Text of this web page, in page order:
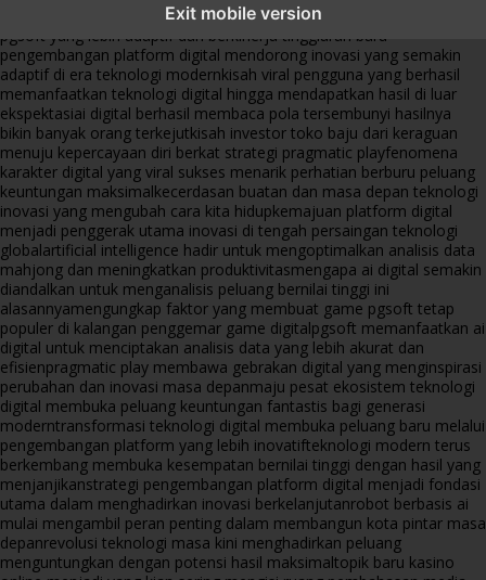
Exit mobile version
menghadirkan inovasi berkualitasai digital menjadi kunci analisis data
pgsoft yang lebih adaptif dan berkinerja tinggiarah baru
pengembangan platform digital mendorong inovasi yang semakin
adaptif di era teknologi modernkisah viral pengguna yang berhasil
memanfaatkan teknologi digital hingga mendapatkan hasil di luar
ekspektasiai digital berhasil membaca pola tersembunyi hasilnya
bikin banyak orang terkejutkisah investor toko baju dari keraguan
menuju kepercayaan diri berkat strategi pragmatic playfenomena
karakter digital yang viral sukses menarik perhatian berburu peluang
keuntungan maksimalkecerdasan buatan dan masa depan teknologi
inovasi yang mengubah cara kita hidupkemajuan platform digital
menjadi penggerak utama inovasi di tengah persaingan teknologi
globalartificial intelligence hadir untuk mengoptimalkan analisis data
mahjong dan meningkatkan produktivitasmengapa ai digital semakin
diandalkan untuk menganalisis peluang bernilai tinggi ini
alasannyamengungkap faktor yang membuat game pgsoft tetap
populer di kalangan penggemar game digitalpgsoft memanfaatkan ai
digital untuk menciptakan analisis data yang lebih akurat dan
efisienpragmatic play membawa gebrakan digital yang menginspirasi
perubahan dan inovasi masa depanmaju pesat ekosistem teknologi
digital membuka peluang keuntungan fantastis bagi generasi
moderntransformasi teknologi digital membuka peluang baru melalui
pengembangan platform yang lebih inovatifteknologi modern terus
berkembang membuka kesempatan bernilai tinggi dengan hasil yang
menjanjikanstrategi pengembangan platform digital menjadi fondasi
utama dalam menghadirkan inovasi berkelanjutanrobot berbasis ai
mulai mengambil peran penting dalam membangun kota pintar masa
depanrevolusi teknologi masa kini menghadirkan peluang
menguntungkan dengan potensi hasil maksimaltopik baru kasino